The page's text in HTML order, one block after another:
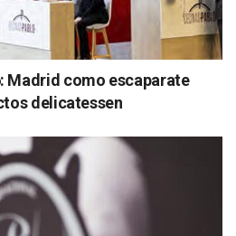
Madrid como escaparate
delicatessen